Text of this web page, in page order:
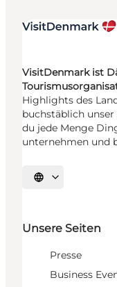
VisitDenmark ist
Highlights des
buchstäblich unser
du jede Menge
unternehmen und
Sprache auswählen
Unsere Seiten
Presse
Business